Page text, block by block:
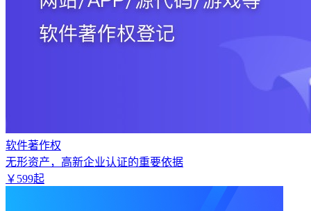
软件著作权
无形资产，高新企业认证的重要依据
￥ 599起